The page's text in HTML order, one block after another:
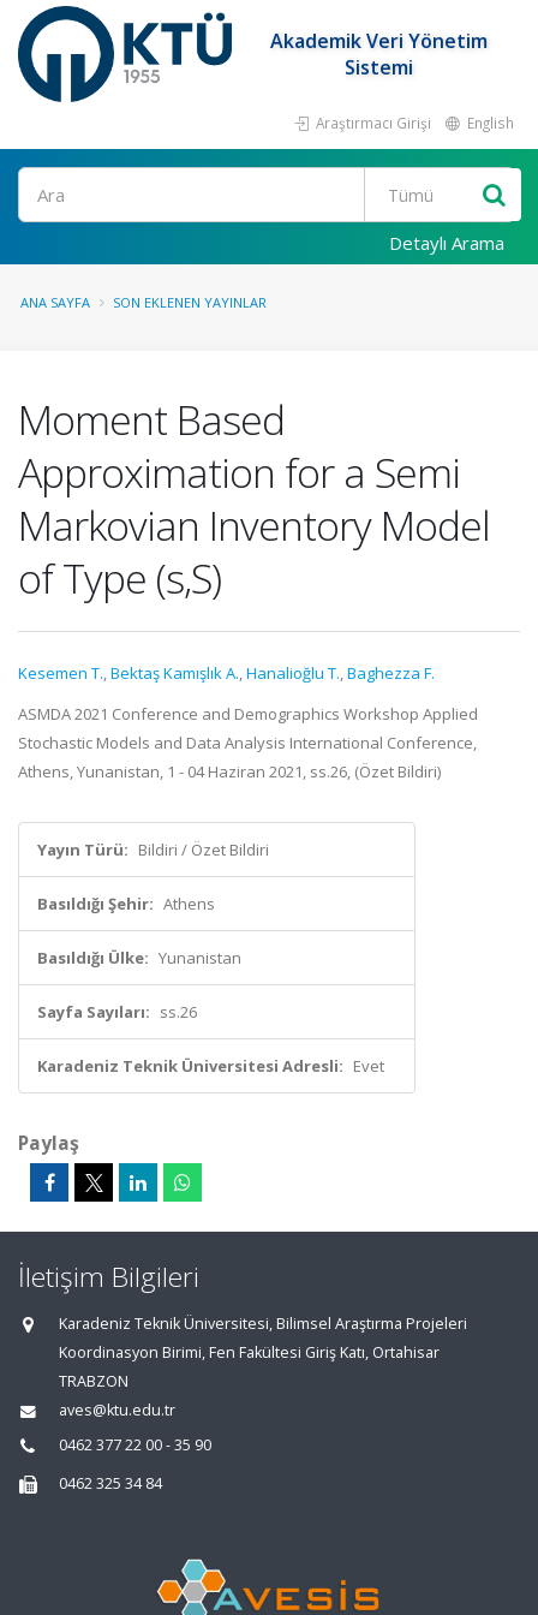
Akademik Veri Yönetim
Sistemi
Araştırmacı Girişi English
Ara
Detaylı Arama
ANA SAYFA SON EKLENEN YAYINLAR
Moment Based
Approximation for a Semi
Markovian Inventory Model
of Type (s,S)
Kesemen T.,Bektaş Kamışlık A.,Hanalioğlu T.,Baghezza F.
ASMDA 2021 Conference and Demographics Workshop Applied
Stochastic Models and Data Analysis International Conference,
Athens, Yunanistan, 1 - 04 Haziran 2021, ss.26, (Özet Bildiri)
Yayın Türü: Bildiri / Özet Bildiri
Basıldığı Şehir: Athens
Basıldığı Ülke: Yunanistan
Sayfa Sayıları: ss.26
Karadeniz Teknik Üniversitesi Adresli: Evet
Paylaş
İletişim Bilgileri
Karadeniz Teknik Üniversitesi, Bilimsel Araştırma Projeleri
Koordinasyon Birimi, Fen Fakültesi Giriş Katı, Ortahisar
TRABZON
aves@ktu.edu.tr
0462 377 22 00 - 35 90
0462 325 34 84